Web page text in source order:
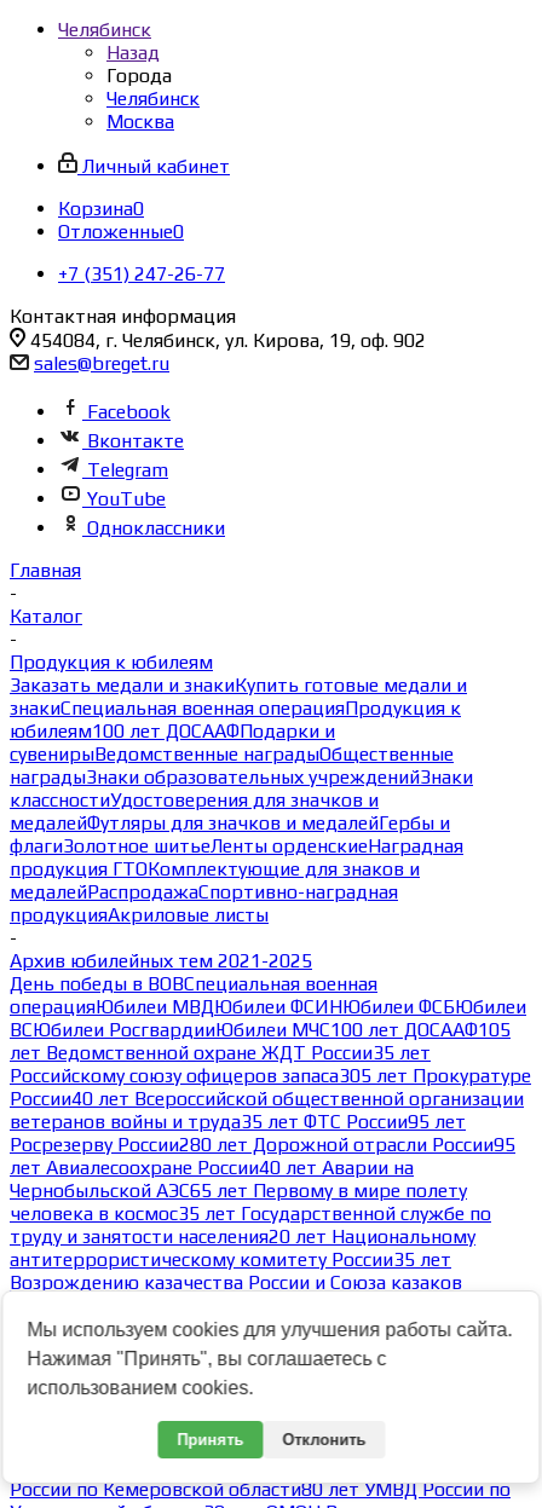
Челябинск
Назад
Города
Челябинск
Москва
Личный кабинет
Корзина0
Отложенные0
+7 (351) 247-26-77
Контактная информация
454084, г. Челябинск, ул. Кирова, 19, оф. 902
sales@breget.ru
Facebook
Вконтакте
Telegram
YouTube
Одноклассники
Главная
-
Каталог
-
Продукция к юбилеям
Заказать медали и знакиКупить готовые медали и
знакиСпециальная военная операцияПродукция к
юбилеям100 лет ДОСААФПодарки и
сувенирыВедомственные наградыОбщественные
наградыЗнаки образовательных учрежденийЗнаки
классностиУдостоверения для значков и
медалейФутляры для значков и медалейГербы и
флагиЗолотное шитьеЛенты орденскиеНаградная
продукция ГТОКомплектующие для знаков и
медалейРаспродажаСпортивно-наградная
продукцияАкриловые листы
-
Архив юбилейных тем 2021-2025
День победы в ВОВСпециальная военная
операцияЮбилеи МВДЮбилеи ФСИНЮбилеи ФСБЮбилеи
ВСЮбилеи РосгвардииЮбилеи МЧС100 лет ДОСААФ105
лет Ведомственной охране ЖДТ России35 лет
Российскому союзу офицеров запаса305 лет Прокуратуре
России40 лет Всероссийской общественной организации
ветеранов войны и труда35 лет ФТС России95 лет
Росрезерву России280 лет Дорожной отрасли России95
лет Авиалесоохране России40 лет Аварии на
Чернобыльской АЭС65 лет Первому в мире полету
человека в космос35 лет Государственной службе по
труду и занятости населения20 лет Национальному
антитеррористическому комитету России35 лет
Возрождению казачества России и Союза казаков
войне Архив юбилейных тем
Архив тем 2023
Архив тем 2025Архив тем 2024
105 лет СЗГТ ВС РФ 13.11.2023
30 лет Северо-Кавказскому округу ВНГ РФ
России по Кемеровской области80 лет УМВД России по
Мы используем cookies для улучшения работы сайта.
Нажимая "Принять", вы соглашаетесь с
использованием cookies.
Принять Отклонить